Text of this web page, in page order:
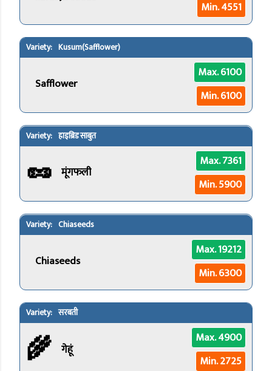
Min. 4551
Kusum(Safflower)
Safflower
Max. 6100
Min. 6100
हाइब्रिड साबुत
🥜 मूंगफली
Max. 7361
Min. 5900
Chiaseeds
Chiaseeds
Max. 19212
Min. 6300
सरबती
🌾 गेहूं
Max. 4900
Min. 2725